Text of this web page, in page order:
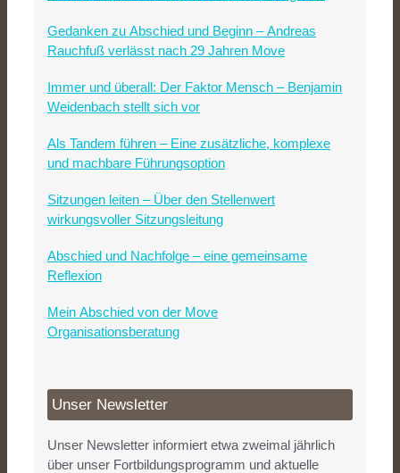
Gedanken zu Abschied und Beginn – Andreas
Rauchfuß verlässt nach 29 Jahren Move
Immer und überall: Der Faktor Mensch – Benjamin
Weidenbach stellt sich vor
Als Tandem führen – Eine zusätzliche, komplexe
und machbare Führungsoption
Sitzungen leiten – Über den Stellenwert
wirkungsvoller Sitzungsleitung
Abschied und Nachfolge – eine gemeinsame
Reflexion
Mein Abschied von der Move
Organisationsberatung
Unser Newsletter
Unser Newsletter informiert etwa zweimal jährlich
über unser Fortbildungsprogramm und aktuelle